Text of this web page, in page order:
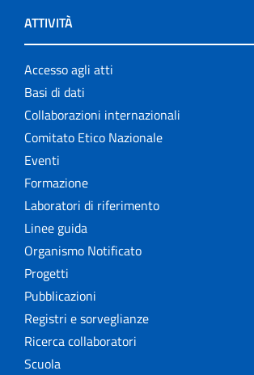
ATTIVITÀ
Accesso agli atti
Basi di dati
Collaborazioni internazionali
Comitato Etico Nazionale
Eventi
Formazione
Laboratori di riferimento
Linee guida
Organismo Notificato
Progetti
Pubblicazioni
Registri e sorveglianze
Ricerca collaboratori
Scuola